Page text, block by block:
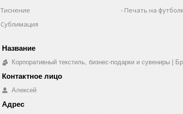
Тиснение
Сублимация
Печать на
Корпоративный текстиль, бизнес-подарки и сувениры |
Алексей